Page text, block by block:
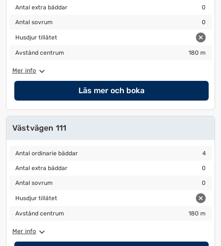
Antal extra bäddar
Antal extra bäddar 0
Antal sovrum
Antal sovrum 0
Husdjur tillåtet
Husdjur tillåtet
Avstånd centrum
Avstånd centrum 180 m
Mer info
Läs mer och boka
Västvägen 111
Antal ordinarie bäddar
Antal ordinarie bäddar 4
Antal extra bäddar
Antal extra bäddar 0
Antal sovrum
Antal sovrum 0
Husdjur tillåtet
Husdjur tillåtet
Avstånd centrum
Avstånd centrum 180 m
Mer info